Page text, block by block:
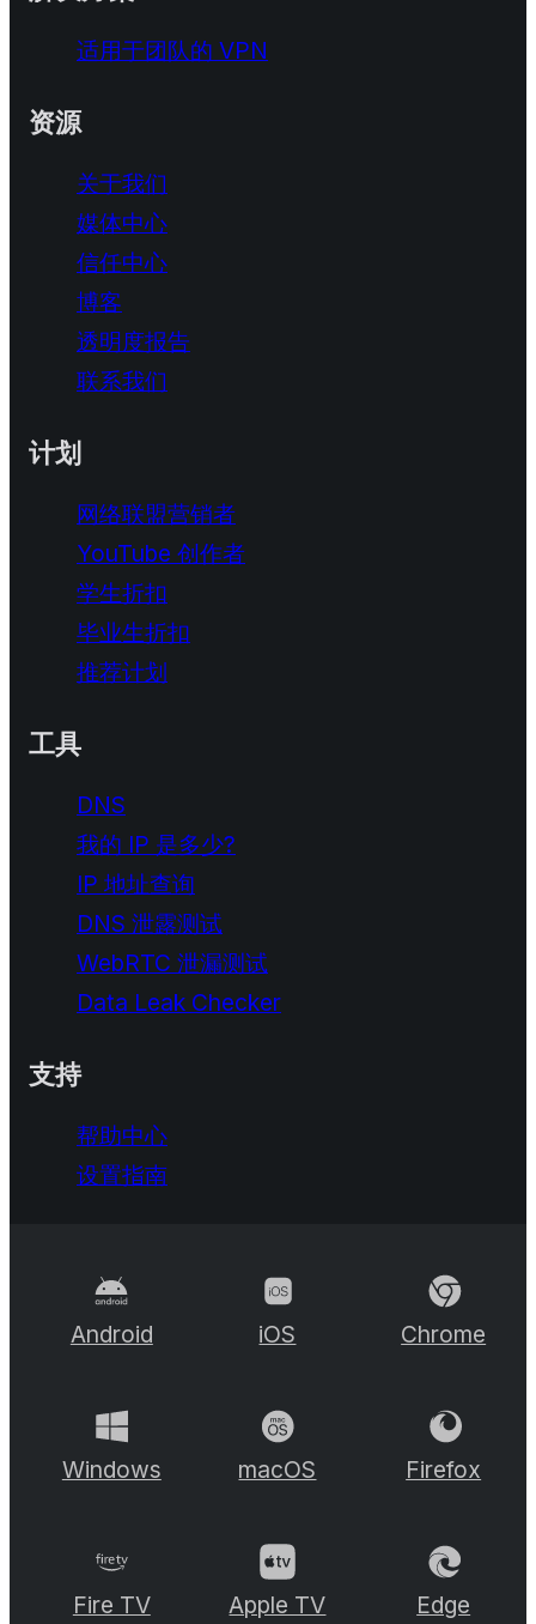
适用于团队的 VPN
资源
关于我们
媒体中心
信任中心
博客
透明度报告
联系我们
计划
网络联盟营销者
YouTube 创作者
学生折扣
毕业生折扣
推荐计划
工具
DNS
我的 IP 是多少?
IP 地址查询
DNS 泄露测试
WebRTC 泄漏测试
Data Leak Checker
支持
帮助中心
设置指南
Android iOS Chrome
Windows macOS Firefox
Fire TV Apple TV Edge